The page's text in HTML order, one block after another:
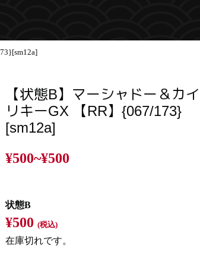
【状態B】マーシャドー＆カイ
リキーGX 【RR】{067/173}
[sm12a]
¥500~¥500
状態B
¥500(税込)
在庫切れです。